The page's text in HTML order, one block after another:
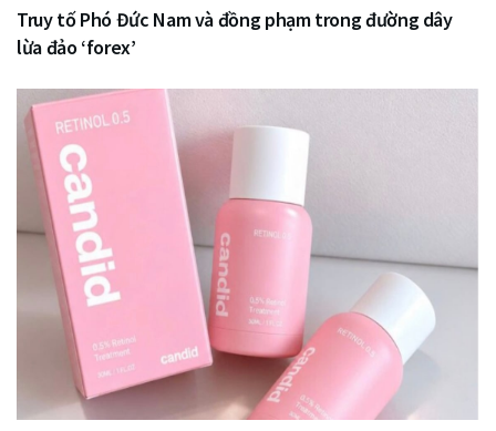
Truy tố Phó Đức Nam và đồng phạm trong đường dây
lừa đảo ‘forex’